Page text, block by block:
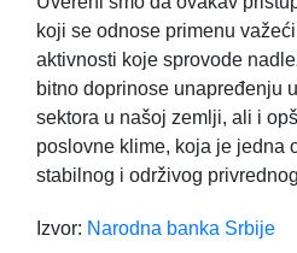
koji se odnose primenu
aktivnosti koje sprovode
bitno doprinose unapređenju
sektora u našoj zemlji, ali i
poslovne klime, koja je jedna
stabilnog i održivog
Izvor: Narodna banka Srbije